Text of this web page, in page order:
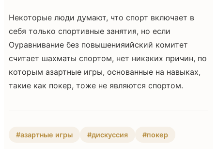
Некоторые люди думают, что спорт включает в
себя только спортивные занятия, но если
Оуравнивание без повышенияийский комитет
считает шахматы спортом, нет никаких причин, по
которым азартные игры, основанные на навыках,
такие как покер, тоже не являются спортом.
#азартные игры #дискуссия #покер